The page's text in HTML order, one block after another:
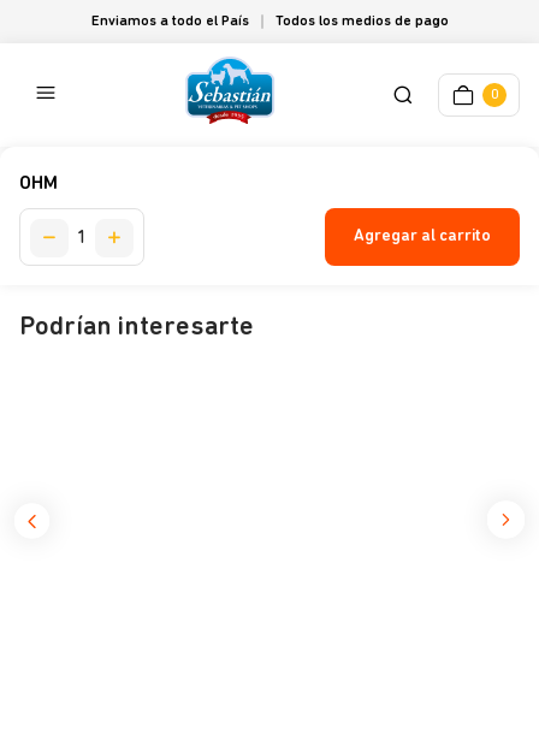
Enviamos a todo el País Todos los medios de pago
0
OHM
Agregar al carrito
Podrían interesarte